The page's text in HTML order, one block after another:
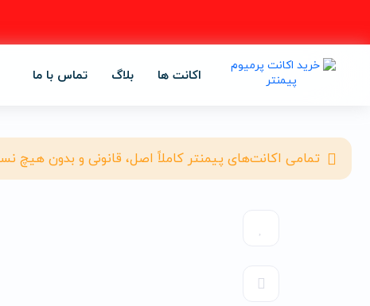
اکانت ها بلاگ تماس با ما
تمامی اکانت‌های پیمنتر کاملاً اصل، قانونی و بدون هیچ